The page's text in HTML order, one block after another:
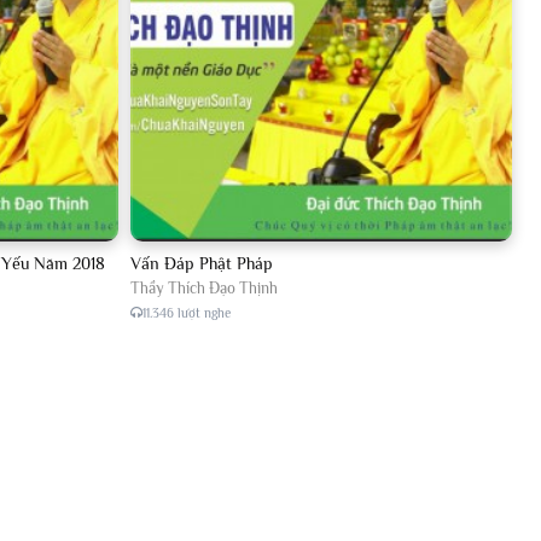
Năm 2018 Vấn Đáp Phật Pháp
Thầy Thích Đạo Thịnh
11.346 lượt nghe